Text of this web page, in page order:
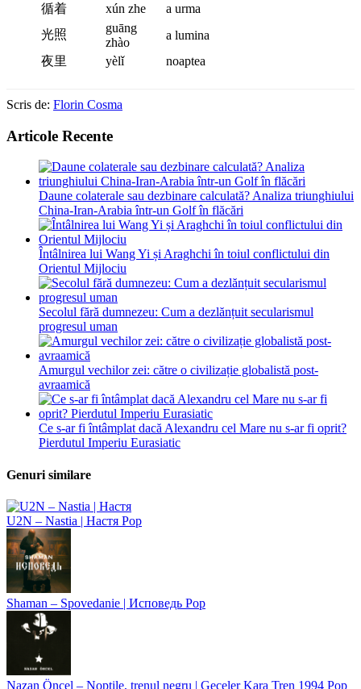
循着
xún zhe
a urma
光照
guāng
zhào
a lumina
夜里
yèlǐ noaptea
Scris de: Florin Cosma
Articole Recente
Daune colaterale sau dezbinare calculată? Analiza triunghiului
China-Iran-Arabia într-un Golf în flăcări
Întâlnirea lui Wang Yi și Araghchi în toiul conflictului din
Orientul Mijlociu
Secolul fără dumnezeu: Cum a dezlănțuit secularismul
progresul uman
Amurgul vechilor zei: către o civilizație globalistă post-
avraamică
Ce s-ar fi întâmplat dacă Alexandru cel Mare nu s-ar fi oprit?
Pierdutul Imperiu Eurasiatic
Genuri similare
U2N – Nastia | Настя Pop
Shaman – Spovedanie | Исповедь Pop
Nazan Öncel – Nopțile, trenul negru | Geceler Kara Tren 1994 Pop